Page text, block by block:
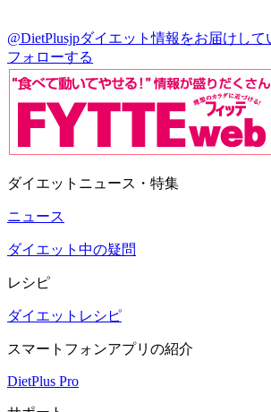
@DietPlusjpダイエット情報をお届けして
フォローする
ダイエットニュース・特集
ニュース
ダイエット中の疑問
レシピ
ダイエットレシピ
スマートフォンアプリの紹介
DietPlus Pro